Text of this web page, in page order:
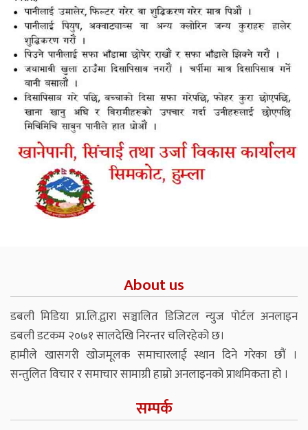
About us
डबली मिडिया प्रा.लि.द्वारा सञ्चालित डिजिटल न्युज पोर्टल अनलाइन
डबली डटकम २०७१ सालदेखि निरन्तर चलिरहेको छ।
हामीले खासगरी खोजमूलक समाचारलाई स्थान दिने गरेका छौं ।
सन्तुलित विचार र समाचार सामाग्री हाम्रो अनलाइनको प्राथमिकता हो ।
सम्पर्क